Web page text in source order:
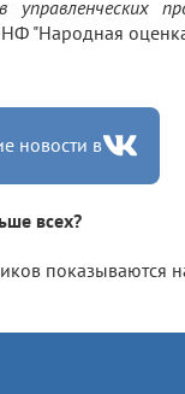
"Народная
новости в
всех?
показываются